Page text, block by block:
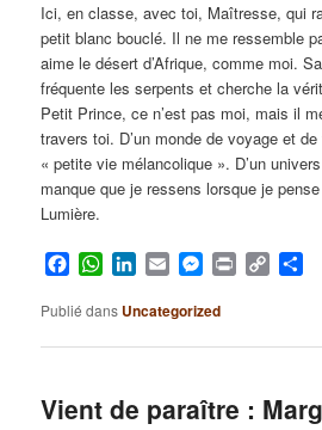
Ici, en classe, avec toi, Maîtresse, qui
petit blanc bouclé. Il ne me ressemble
aime le désert d’Afrique, comme moi.
fréquente les serpents et cherche la
Petit Prince, ce n’est pas moi, mais il
travers toi. D’un monde de voyage et
« petite vie mélancolique ». D’un
manque que je ressens lorsque je
Lumière.
Facebook
WhatsApp
LinkedIn
EmailMessenger
Print Copy
Publié dans Uncategorized
Vient de paraître :